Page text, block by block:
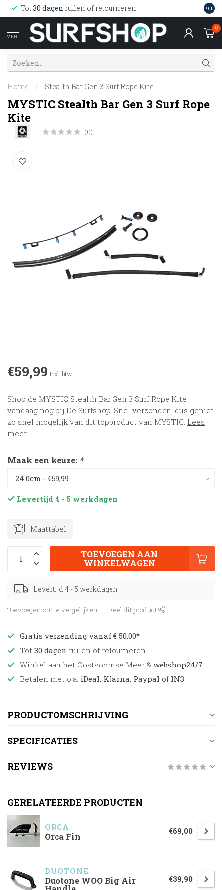
Tot30 dagen ruilen of retourneren 9.1
MENU
0
Home / Stealth Bar Gen 3 Surf Rope Kite
MYSTIC Stealth Bar Gen 3 Surf Rope
Kite
(0)
€59,99 Incl. btw
Shop de MYSTIC Stealth Bar Gen 3 Surf Rope Kite
vandaag nog bij De Surfshop. Snel verzonden, dus geniet
zo snel mogelijk van dit topproduct van MYSTIC. Lees
meer.
Maak een keuze: *
Levertijd 4 - 5 werkdagen
Maattabel
TOEVOEGEN AAN
WINKELWAGEN
Levertijd 4 - 5 werkdagen
Toevoegen om te vergelijken Deel dit product
Gratis verzending vanaf € 50,00*
Tot 30 dagen ruilen of retourneren
Winkel aan het Oostvoornse Meer & webshop24/7
Betalen met o.a. iDeal, Klarna, Paypal of IN3
PRODUCTOMSCHRIJVING
SPECIFICATIES
REVIEWS
GERELATEERDE PRODUCTEN
ORCA
Orca Fin
€69,00
DUOTONE
Duotone WOO Big Air €39,90